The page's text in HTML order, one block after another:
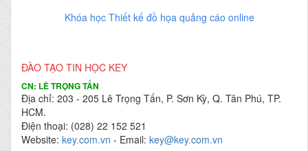
Khóa học Thiết kế đồ họa quảng cáo online
ĐÀO TẠO TIN HỌC KEY
CN: LÊ TRỌNG TẤN
Địa chỉ: 203 - 205 Lê Trọng Tấn, P. Sơn Kỳ, Q. Tân Phú, TP.
HCM.
Điện thoại: (028) 22 152 521
Website: key.com.vn - Email: key@key.com.vn